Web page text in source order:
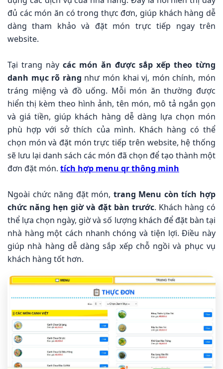
đủ các món ăn có trong thực đơn, giúp khách hàng dễ
dàng tham khảo và đặt món trực tiếp ngay trên
website.
Tại trang này các món ăn được sắp xếp theo từng
danh mục rõ ràng như món khai vị, món chính, món
tráng miệng và đồ uống. Mỗi món ăn thường được
hiển thị kèm theo hình ảnh, tên món, mô tả ngắn gọn
và giá tiền, giúp khách hàng dễ dàng lựa chọn món
phù hợp với sở thích của mình. Khách hàng có thể
chọn món và đặt món trực tiếp trên website, hệ thống
sẽ lưu lại danh sách các món đã chọn để tạo thành một
đơn đặt món. tích hợp menu qr thông minh
Ngoài chức năng đặt món, trang Menu còn tích hợp
chức năng hẹn giờ và đặt bàn trước. Khách hàng có
thể lựa chọn ngày, giờ và số lượng khách để đặt bàn tại
nhà hàng một cách nhanh chóng và tiện lợi. Điều này
giúp nhà hàng dễ dàng sắp xếp chỗ ngồi và phục vụ
khách hàng tốt hơn.